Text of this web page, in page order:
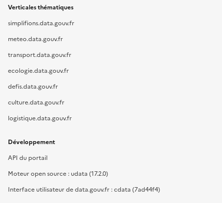
Verticales thématiques
simplifions.data.gouv.fr
meteo.data.gouv.fr
transport.data.gouv.fr
ecologie.data.gouv.fr
defis.data.gouv.fr
culture.data.gouv.fr
logistique.data.gouv.fr
Développement
API du portail
Moteur open source : udata (17.2.0)
Interface utilisateur de data.gouv.fr : cdata (7ad44f4)